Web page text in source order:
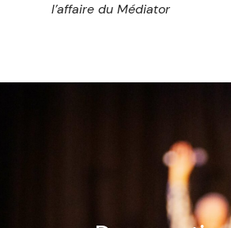
l’affaire du Médiator